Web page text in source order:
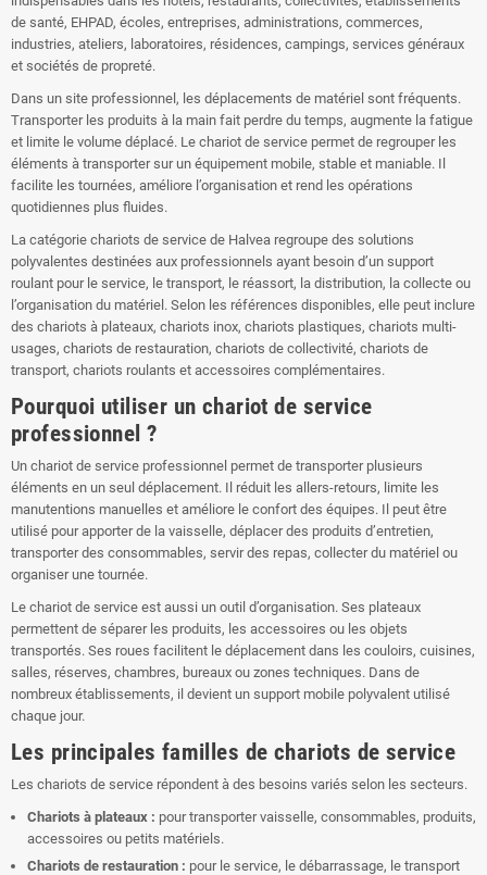
de santé, EHPAD, écoles, entreprises, administrations, commerces,
industries, ateliers, laboratoires, résidences, campings, services généraux
et sociétés de propreté.
Dans un site professionnel, les déplacements de matériel sont fréquents.
Transporter les produits à la main fait perdre du temps, augmente la fatigue
et limite le volume déplacé. Le chariot de service permet de regrouper les
éléments à transporter sur un équipement mobile, stable et maniable. Il
facilite les tournées, améliore l’organisation et rend les opérations
quotidiennes plus fluides.
La catégorie chariots de service de Halvea regroupe des solutions
polyvalentes destinées aux professionnels ayant besoin d’un support
roulant pour le service, le transport, le réassort, la distribution, la collecte ou
l’organisation du matériel. Selon les références disponibles, elle peut inclure
des chariots à plateaux, chariots inox, chariots plastiques, chariots multi-
usages, chariots de restauration, chariots de collectivité, chariots de
transport, chariots roulants et accessoires complémentaires.
Pourquoi utiliser un chariot de service
professionnel ?
Un chariot de service professionnel permet de transporter plusieurs
éléments en un seul déplacement. Il réduit les allers-retours, limite les
manutentions manuelles et améliore le confort des équipes. Il peut être
utilisé pour apporter de la vaisselle, déplacer des produits d’entretien,
transporter des consommables, servir des repas, collecter du matériel ou
organiser une tournée.
Le chariot de service est aussi un outil d’organisation. Ses plateaux
permettent de séparer les produits, les accessoires ou les objets
transportés. Ses roues facilitent le déplacement dans les couloirs, cuisines,
salles, réserves, chambres, bureaux ou zones techniques. Dans de
nombreux établissements, il devient un support mobile polyvalent utilisé
chaque jour.
Les principales familles de chariots de service
Les chariots de service répondent à des besoins variés selon les secteurs.
Chariots à plateaux : pour transporter vaisselle, consommables, produits,
accessoires ou petits matériels.
Chariots de restauration : pour le service, le débarrassage, le transport